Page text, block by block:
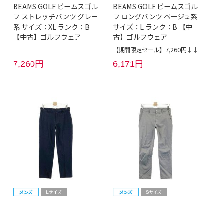
BEAMS GOLF ビームスゴル
フ ストレッチパンツ グレー
系 サイズ：XL ランク：B
【中古】ゴルフウェア
7,260円
BEAMS GOLF ビームスゴル
フ ロングパンツ ベージュ系
サイズ：L ランク：B 【中
古】ゴルフウェア
【期間限定セール】7,260円↓↓
6,171円